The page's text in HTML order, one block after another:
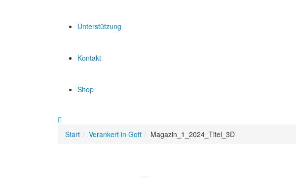
Unterstützung
Kontakt
Shop
Start Verankert in Gott Magazin_1_2024_Titel_3D